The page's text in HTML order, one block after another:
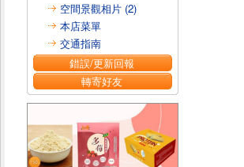
空間景觀相片 (2)
本店菜單
交通指南
錯誤/更新回報
轉寄好友